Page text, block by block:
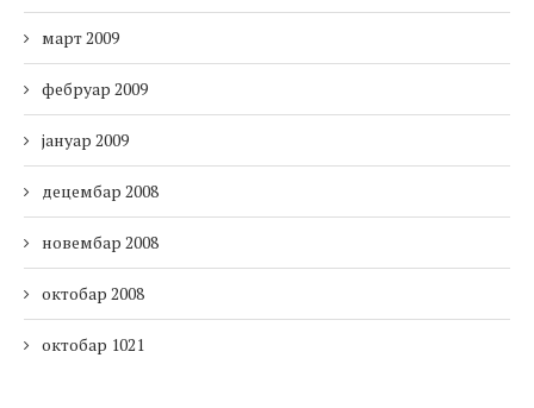
март 2009
фебруар 2009
јануар 2009
децембар 2008
новембар 2008
октобар 2008
октобар 1021